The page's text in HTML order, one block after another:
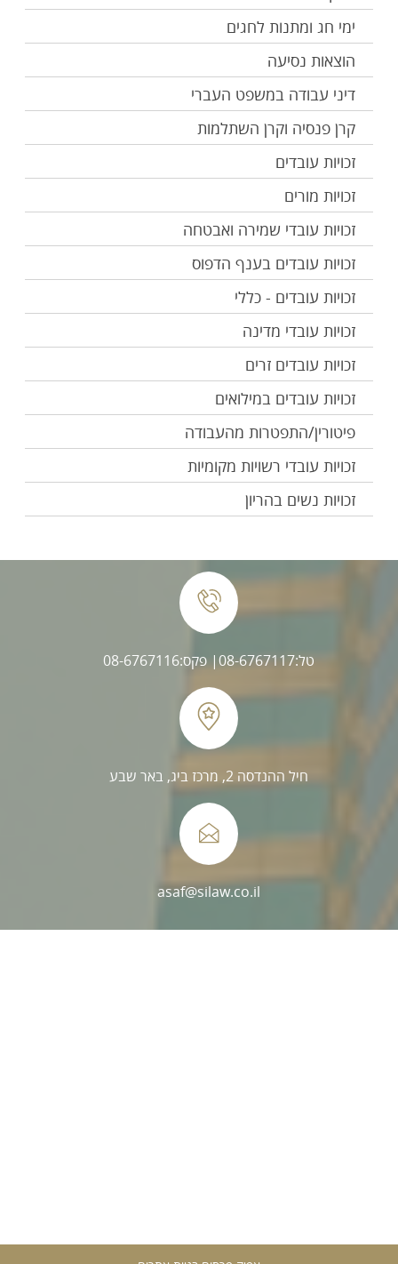
ימי חג ומתנות לחגים
הוצאות נסיעה
דיני עבודה במשפט העברי
קרן פנסיה וקרן השתלמות
זכויות עובדים
זכויות מורים
זכויות עובדי שמירה ואבטחה
זכויות עובדים בענף הדפוס
זכויות עובדים - כללי
זכויות עובדי מדינה
זכויות עובדים זרים
זכויות עובדים במילואים
פיטורין/התפטרות מהעבודה
זכויות עובדי רשויות מקומיות
זכויות נשים בהריון
טל:08-6767117 | פקס:08-6767116
חיל ההנדסה 2, מרכז ביג, באר שבע
asaf@silaw.co.il